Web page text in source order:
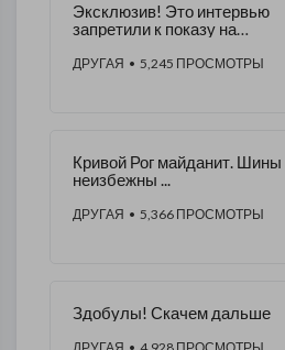
Эксклюзив! Это интервью
запретили к показу на
ДРУГАЯ • 5,245 ПРОСМОТРЫ
Кривой Рог майданит. Шины
неизбежны ...
ДРУГАЯ • 5,366 ПРОСМОТРЫ
Здобулы! Скачем дальше